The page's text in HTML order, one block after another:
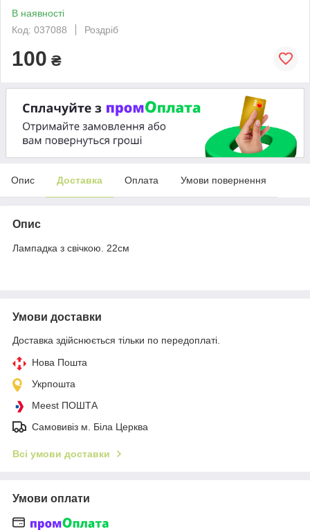
В наявності
Код: 037088
Роздріб
100 ₴
Опис Доставка Оплата Умови повернення
Опис
Лампадка з свічкою. 22см
Умови доставки
Доставка здійснюється тільки по передоплаті.
Нова Пошта
Укрпошта
Meest ПОШТА
Самовивіз м. Біла Церква
Всі умови доставки
Умови оплати